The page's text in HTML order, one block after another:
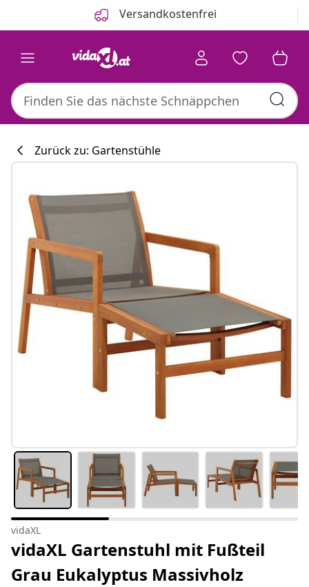
Versandkostenfrei
#sharemevidaxl
Zurück zu: Gartenstühle
vidaXL
vidaXL Gartenstuhl mit Fußteil
Grau Eukalyptus Massivholz